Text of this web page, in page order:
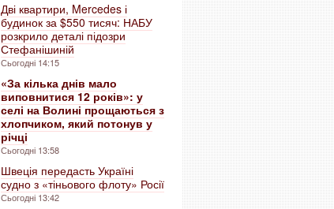
Дві квартири, Mercedes і
будинок за $550 тисяч: НАБУ
розкрило деталі підозри
Стефанішиній
Сьогодні 14:15
«За кілька днів мало
виповнитися 12 років»: у
селі на Волині прощаються з
хлопчиком, який потонув у
річці
Сьогодні 13:58
Швеція передасть Україні
судно з «тіньового флоту» Росії
Сьогодні 13:42